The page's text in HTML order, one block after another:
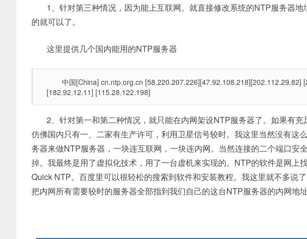
1、针对第三种情况，因为能上互联网。就直接修改系统的NTP服务器
的就可以了。
这里提供几个国内能用的NTP服务器
中国[China] cn.ntp.org.cn [58.220.207.226][47.92.108.218][202.112.29.82]
[182.92.12.11] [115.28.122.198]
2、针对第一和第二种情况，就只能在内网架设NTP服务器了。如果有充
仿佛国内只有一、二家有生产许可，利用卫星信号较时。我这里当然没有这
务器来做NTP服务器，一块连互联网，一块连内网。当然连接的二个端口安
掉。我最终是用了虚拟化技术，用了一台虚机来实现的。NTP的软件是网上
Quick NTP。百度里可以很轻松的搜索到软件和安装教程。我这里就不多说
把内网所有需要较时的服务器全部指到我们自己的这台NTP服务器的内网地址